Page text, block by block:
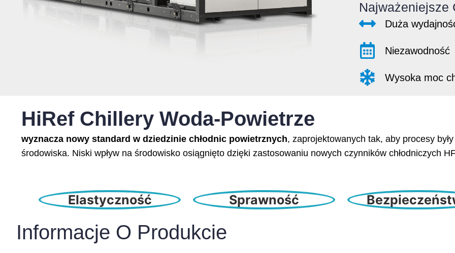
Najważeniejsze
Duża
Niezawodność
Wysoka moc
HiRef Chillery Woda-Powietrze
wyznacza nowy standard w dziedzinie chłodnic powietrznych, zaprojektowanych tak, aby procesy
środowiska. Niski wpływ na środowisko osiągnięto dzięki zastosowaniu nowych czynników chłodniczych
Elastyczność Sprawność
Informacje O Produkcie